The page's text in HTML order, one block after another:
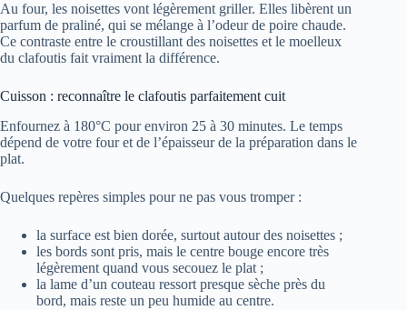
Au four, les noisettes vont légèrement griller. Elles libèrent un
parfum de praliné, qui se mélange à l’odeur de poire chaude.
Ce contraste entre le croustillant des noisettes et le moelleux
du clafoutis fait vraiment la différence.
Cuisson : reconnaître le clafoutis parfaitement cuit
Enfournez à 180°C pour environ 25 à 30 minutes. Le temps
dépend de votre four et de l’épaisseur de la préparation dans le
plat.
Quelques repères simples pour ne pas vous tromper :
la surface est bien dorée, surtout autour des noisettes ;
les bords sont pris, mais le centre bouge encore très
légèrement quand vous secouez le plat ;
la lame d’un couteau ressort presque sèche près du
bord, mais reste un peu humide au centre.